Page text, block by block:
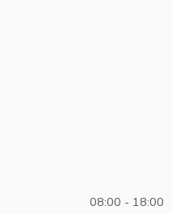
08:00 - 18:00